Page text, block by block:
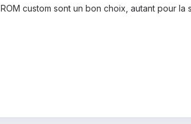
custom sont un bon choix, autant pour